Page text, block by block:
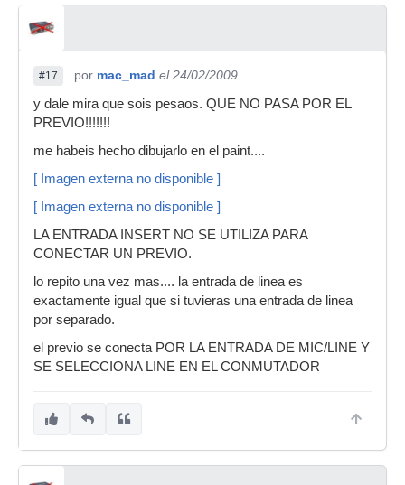
#17 por mac_mad el 24/02/2009
y dale mira que sois pesaos. QUE NO PASA POR EL
PREVIO!!!!!!!
me habeis hecho dibujarlo en el paint....
[ Imagen externa no disponible ]
[ Imagen externa no disponible ]
LA ENTRADA INSERT NO SE UTILIZA PARA
CONECTAR UN PREVIO.
lo repito una vez mas.... la entrada de linea es
exactamente igual que si tuvieras una entrada de linea
por separado.
el previo se conecta POR LA ENTRADA DE MIC/LINE Y
SE SELECCIONA LINE EN EL CONMUTADOR